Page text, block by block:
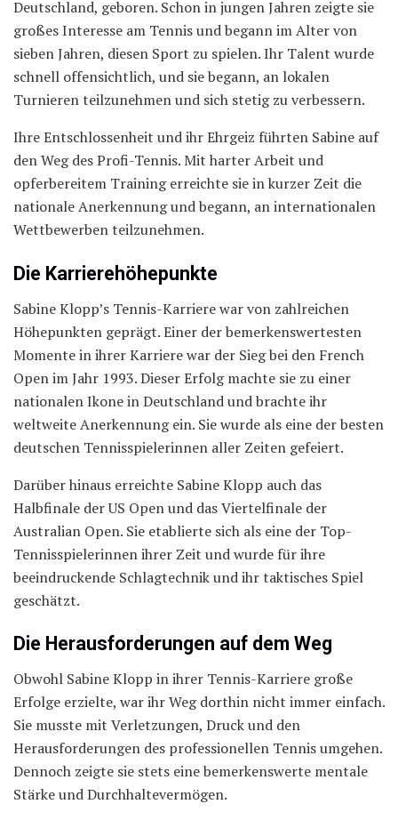
Deutschland, geboren. Schon in jungen Jahren zeigte sie
großes Interesse am Tennis und begann im Alter von
sieben Jahren, diesen Sport zu spielen. Ihr Talent wurde
schnell offensichtlich, und sie begann, an lokalen
Turnieren teilzunehmen und sich stetig zu verbessern.
Ihre Entschlossenheit und ihr Ehrgeiz führten Sabine auf
den Weg des Profi-Tennis. Mit harter Arbeit und
opferbereitem Training erreichte sie in kurzer Zeit die
nationale Anerkennung und begann, an internationalen
Wettbewerben teilzunehmen.
Die Karrierehöhepunkte
Sabine Klopp’s Tennis-Karriere war von zahlreichen
Höhepunkten geprägt. Einer der bemerkenswertesten
Momente in ihrer Karriere war der Sieg bei den French
Open im Jahr 1993. Dieser Erfolg machte sie zu einer
nationalen Ikone in Deutschland und brachte ihr
weltweite Anerkennung ein. Sie wurde als eine der besten
deutschen Tennisspielerinnen aller Zeiten gefeiert.
Darüber hinaus erreichte Sabine Klopp auch das
Halbfinale der US Open und das Viertelfinale der
Australian Open. Sie etablierte sich als eine der Top-
Tennisspielerinnen ihrer Zeit und wurde für ihre
beeindruckende Schlagtechnik und ihr taktisches Spiel
geschätzt.
Die Herausforderungen auf dem Weg
Obwohl Sabine Klopp in ihrer Tennis-Karriere große
Erfolge erzielte, war ihr Weg dorthin nicht immer einfach.
Sie musste mit Verletzungen, Druck und den
Herausforderungen des professionellen Tennis umgehen.
Dennoch zeigte sie stets eine bemerkenswerte mentale
Stärke und Durchhaltevermögen.